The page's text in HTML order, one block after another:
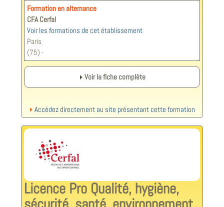
Formation en alternance
CFA Cerfal
Voir les formations de cet établissement
Paris
(75) -
Voir la fiche complète
Accédez directement au site présentant cette formation
Licence Pro Qualité, hygiène,